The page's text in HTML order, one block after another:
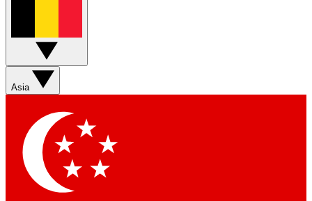
Asia